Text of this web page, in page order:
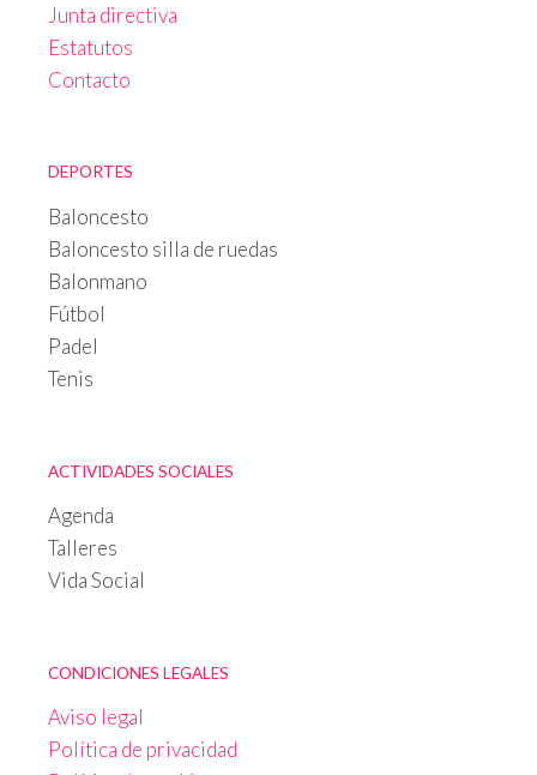
Junta directiva
Estatutos
Contacto
DEPORTES
Baloncesto
Baloncesto silla de ruedas
Balonmano
Fútbol
Padel
Tenis
ACTIVIDADES SOCIALES
Agenda
Talleres
Vida Social
CONDICIONES LEGALES
Aviso legal
Política de privacidad